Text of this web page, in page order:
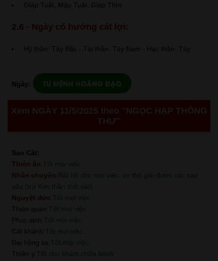
Giáp Tuất, Mậu Tuất, Giáp Thìn
2.6 - Ngày có hướng cát lợi:
Hỷ thần: Tây Bắc - Tài thần: Tây Nam - Hạc thần: Tây
Ngày: TƯ MỆNH HOÀNG ĐẠO
Xem NGÀY 11/5/2025 theo "NGỌC HẠP THÔNG
THƯ"
Sao Cát:
Thiên ân
Nhân chuyên
Nguyệt đức
Thiên quan
Phúc sinh
Cát khánh
Đại hồng sa
Thiên y